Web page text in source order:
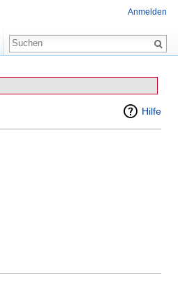
Hilfe
Anmelden